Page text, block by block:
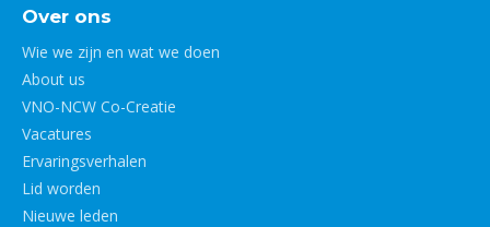
Over ons
Wie we zijn en wat we doen
About us
VNO-NCW Co-Creatie
Vacatures
Ervaringsverhalen
Lid worden
Nieuwe leden